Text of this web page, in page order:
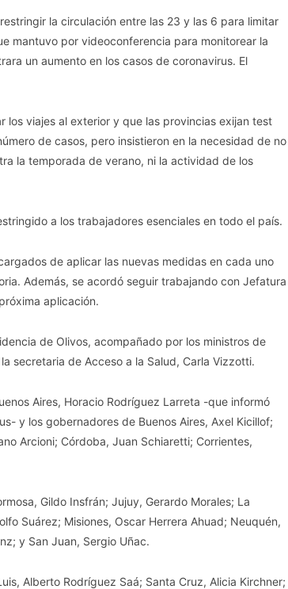
la circulación entre las 23 y las 6 para limitar
mantuvo por videoconferencia para monitorear la
un aumento en los casos de coronavirus. El
viajes al exterior y que las provincias exijan test
de casos, pero insistieron en la necesidad de no
la temporada de verano, ni la actividad de los
a los trabajadores esenciales en todo el país.
de aplicar las nuevas medidas en cada uno
Además, se acordó seguir trabajando con Jefatura
aplicación.
de Olivos, acompañado por los ministros de
secretaria de Acceso a la Salud, Carla Vizzotti.
Aires, Horacio Rodríguez Larreta -que informó
y los gobernadores de Buenos Aires, Axel Kicillof;
Arcioni; Córdoba, Juan Schiaretti; Corrientes,
Gildo Insfrán; Jujuy, Gerardo Morales; La
Suárez; Misiones, Oscar Herrera Ahuad; Neuquén,
y San Juan, Sergio Uñac.
Alberto Rodríguez Saá; Santa Cruz, Alicia Kirchner;